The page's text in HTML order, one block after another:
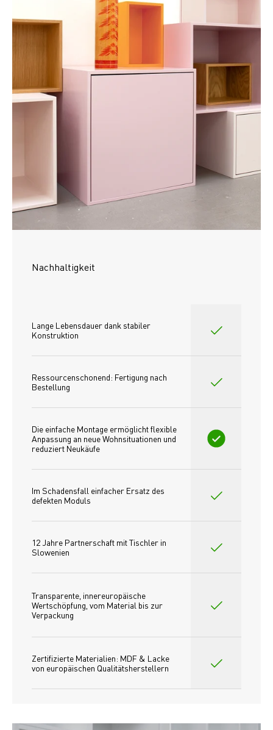
Nachhaltigkeit
Lange Lebensdauer dank stabiler
Konstruktion
Ressourcenschonend: Fertigung nach
Bestellung
Die einfache Montage ermöglicht flexible
Anpassung an neue Wohnsituationen und
reduziert Neukäufe
Im Schadensfall einfacher Ersatz des
defekten Moduls
12 Jahre Partnerschaft mit Tischler in
Slowenien
Transparente, innereuropäische
Wertschöpfung, vom Material bis zur
Verpackung
Zertifizierte Materialien: MDF & Lacke
von europäischen Qualitätsherstellern